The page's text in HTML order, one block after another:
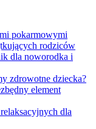
pokarmowymi
rodziców
dla noworodka i
zdrowotne dziecka?
element
dla